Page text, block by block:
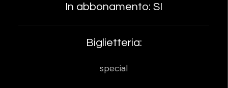
In abbonamento: SI
Biglietteria:
special